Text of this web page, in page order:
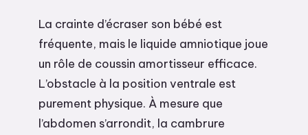
La crainte d’écraser son bébé est
fréquente, mais le liquide amniotique joue
un rôle de coussin amortisseur efficace.
L’obstacle à la position ventrale est
purement physique. À mesure que
l’abdomen s’arrondit, la cambrure